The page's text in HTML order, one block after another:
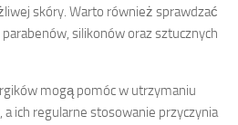
skóry. Warto również sprawdzać
silikonów oraz sztucznych
mogą pomóc w utrzymaniu
ich regularne stosowanie przyczynia